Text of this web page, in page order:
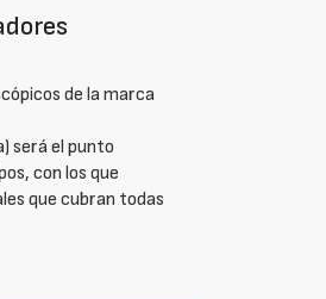
de la marca
será el punto
con los que
que cubran todas